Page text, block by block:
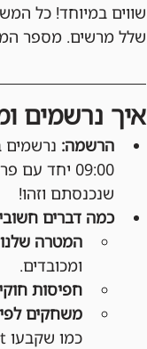
שווים במיוחד! כל
שלל מרשים. מספר
איך נרשמים
הרשמה:
09:00 יחד עם פרסום קוד
שנכנסתם וזהו!
כמה דברים
המטרה
ומכובדים.
חפיסות
משחקים
כמו שקבעו Wizards of the Coast ו-DCI (בטורנירים רשמיים).